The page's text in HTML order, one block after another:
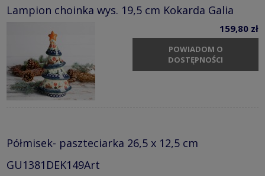
Lampion choinka wys. 19,5 cm Kokarda Galia
159,80 zł
POWIADOM O
DOSTĘPNOŚCI
Półmisek- paszteciarka 26,5 x 12,5 cm
GU1381DEK149Art